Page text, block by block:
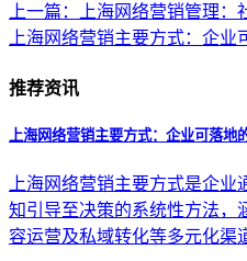
上一篇：上海网络营销管理：
上海网络营销主要方式：企业
推荐资讯
上海网络营销主要方式：企业可落地
上海网络营销主要方式是企
知引导至决策的系统性方法，
容运营及私域转化等多元化渠